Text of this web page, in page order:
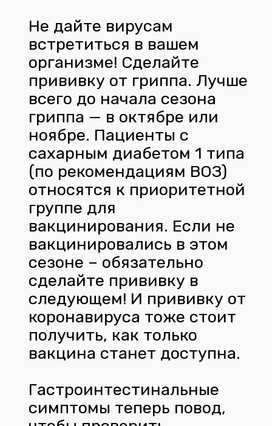
Не дайте вирусам
встретиться в вашем
организме! Сделайте
прививку от гриппа. Лучше
всего до начала сезона
гриппа — в октябре или
ноябре. Пациенты с
сахарным диабетом 1 типа
(по рекомендациям ВОЗ)
относятся к приоритетной
группе для
вакцинирования. Если не
вакцинировались в этом
сезоне – обязательно
сделайте прививку в
следующем! И прививку от
коронавируса тоже стоит
получить, как только
вакцина станет доступна.
Гастроинтестинальные
симптомы теперь повод,